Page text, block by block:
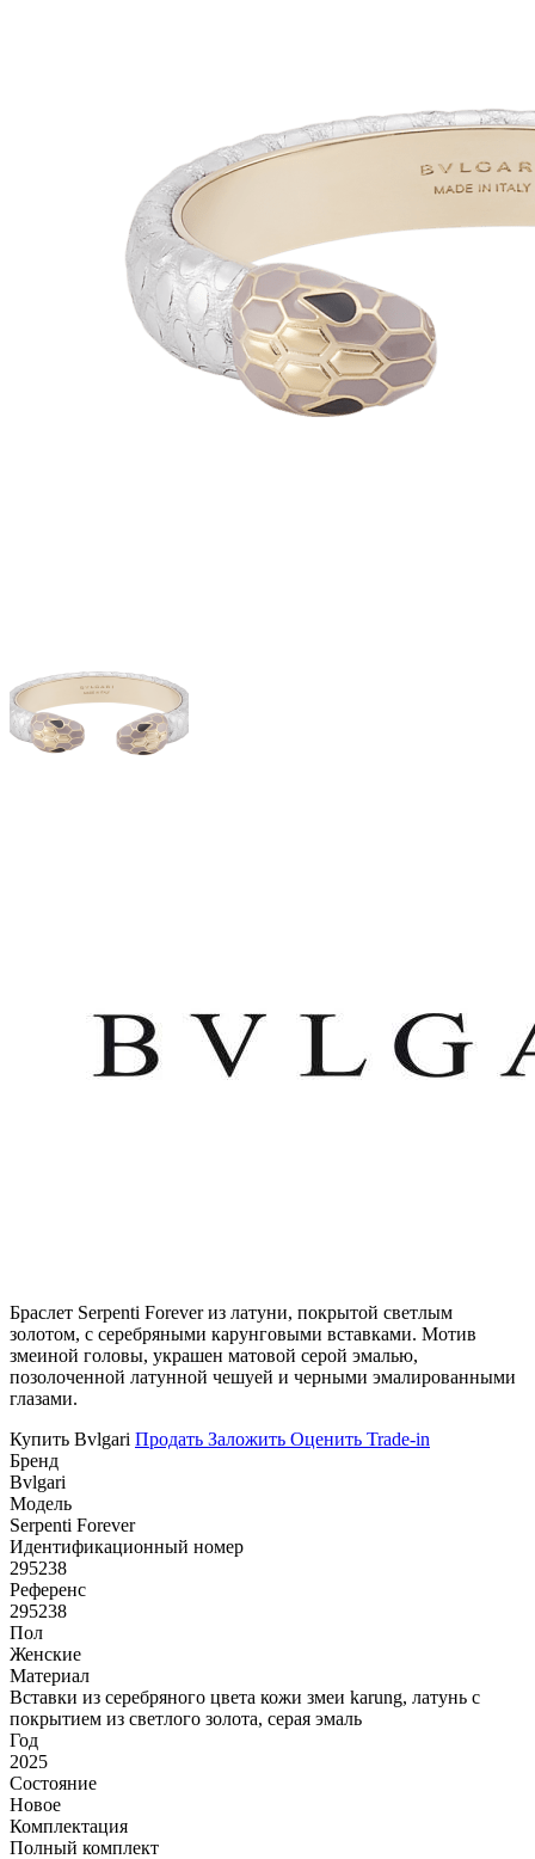
Браслет Serpenti Forever из латуни, покрытой светлым
золотом, с серебряными карунговыми вставками. Мотив
змеиной головы, украшен матовой серой эмалью,
позолоченной латунной чешуей и черными эмалированными
глазами.
Купить Bvlgari Продать Заложить Оценить Trade-in
Бренд
Bvlgari
Модель
Serpenti Forever
Идентификационный номер
295238
Референс
295238
Пол
Женские
Материал
Вставки из серебряного цвета кожи змеи karung, латунь с
покрытием из светлого золота, серая эмаль
Год
2025
Состояние
Новое
Комплектация
Полный комплект